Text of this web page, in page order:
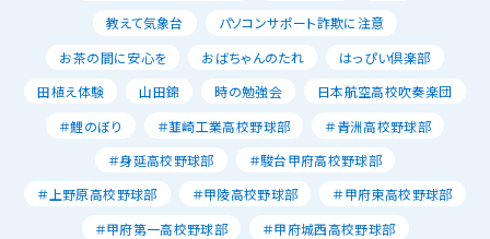
教えて気象台
パソコンサポート詐欺に注意
お茶の間に安心を
おばちゃんのたれ
はっぴい倶楽部
田植え体験
山田錦 時の勉強会
日本航空高校吹奏楽団
＃鯉のぼり
＃韮崎工業高校野球部
＃青洲高校野球部
＃身延高校野球部
＃駿台甲府高校野球部
＃上野原高校野球部
＃甲陵高校野球部
＃甲府東高校野球部
＃甲府第一高校野球部
＃甲府城西高校野球部